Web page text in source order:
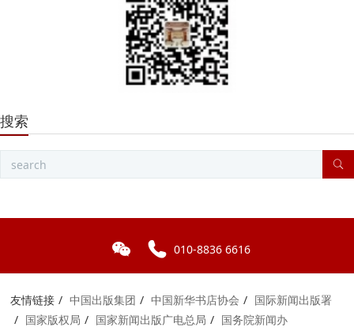
搜索
010-8836 6616
友情链接 中国出版集团 中国新华书店协会
国际新闻出版署
国家版权局
国家新闻出版广电总局
国务院新闻办